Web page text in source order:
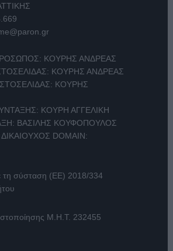
ΚΟΥΡΗΣ ΑΝΔΡΕΑΣ
ΚΟΥΡΗΣ ΑΝΔΡΕΑΣ
ΚΟΥΡΗΣ
ΚΟΥΡΗ ΑΓΓΕΛΙΚΗ
ΒΑΣΙΛΗΣ ΚΟΥΦΟΠΟΥΛΟΣ
DOMAIN:
σύσταση (ΕΕ) 2018/334
Μ.Η.Τ. 232455